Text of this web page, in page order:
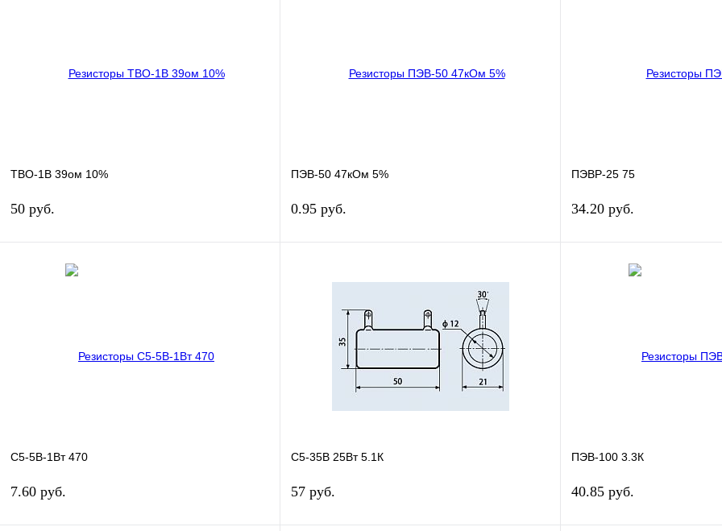
ТВО-1В 39ом 10%
50 руб.
наличии
ПЭВ-50 47кОм 5%
0.95 руб.
Купить в 1 клик Сравнение
В избранное
В
наличии
ПЭВР-25 75
34.20 руб.
С5-5В-1Вт 470
7.60 руб.
С5-35В 25Вт 5.1К
57 руб.
ПЭВ-100 3.3К
40.85 руб.